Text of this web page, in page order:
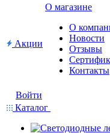
Акции
О магазине
О
Новости
Отзывы
Контакты
Войти
Каталог